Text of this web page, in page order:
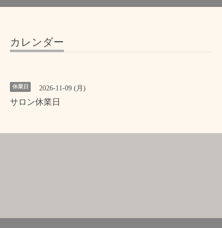
カレンダー
休業日 2026-11-09 (月)
サロン休業日